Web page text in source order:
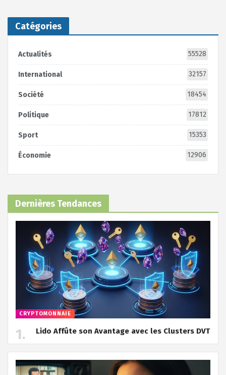
Catégories
Actualités 55528
International 32157
Société 18454
Politique 17812
Sport 15353
Économie 12906
Dernières Tendances
CRYPTOMONNAIE
Lido Affûte son Avantage avec les Clusters DVT